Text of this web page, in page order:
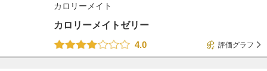
カロリーメイト
カロリーメイトゼリー
4.0
評価グラフ